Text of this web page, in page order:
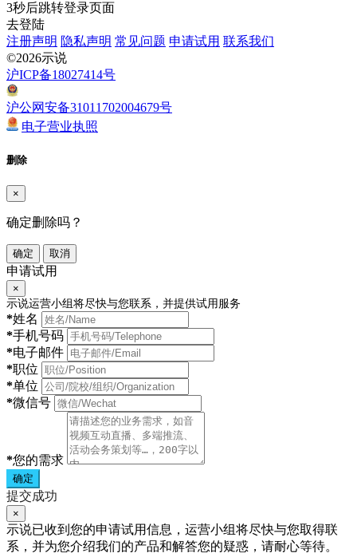
3秒后跳转登录页面
去登陆
注册声明 隐私声明 常见问题 申请试用 联系我们
©2026示说
沪ICP备18027414号
沪公网安备31011702004679号
电子营业执照
删除
×
确定删除吗？
确定 取消
申请试用
×
示说运营小组将尽快与您联系，并提供试用服务
*姓名
*手机号码
*电子邮件
*职位
*单位
*微信号
*您的需求
确定
提交成功
×
示说已收到您的申请试用信息，运营小组将尽快与您取得联
系，并为您介绍我们的产品和解答您的疑惑，请耐心等待。